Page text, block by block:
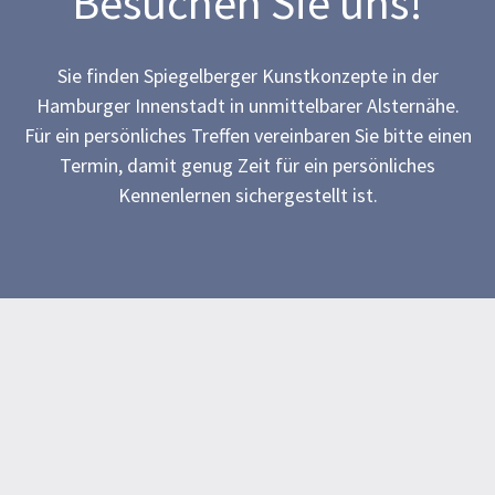
Sie finden Spiegelberger Kunstkonzepte in der
Hamburger Innenstadt in unmittelbarer Alsternähe.
Für ein persönliches Treffen vereinbaren Sie bitte einen
Termin, damit genug Zeit für ein persönliches
Kennenlernen sichergestellt ist.